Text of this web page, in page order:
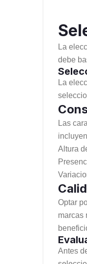
La
debe
La
Las
Altura
Optar
marcas
Antes